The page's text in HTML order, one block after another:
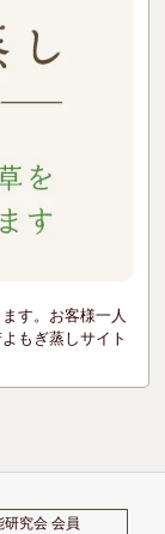
す。お客様一人
もぎ蒸しサイト
研究会 会員